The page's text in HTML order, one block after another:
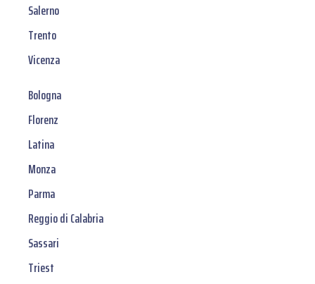
Salerno
Trento
Vicenza
Bologna
Florenz
Latina
Monza
Parma
Reggio di Calabria
Sassari
Triest